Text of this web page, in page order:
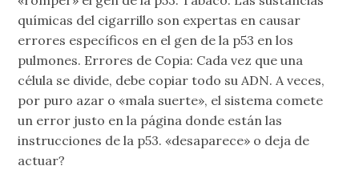
químicas del cigarrillo son expertas en causar
errores específicos en el gen de la p53 en los
pulmones. Errores de Copia: Cada vez que una
célula se divide, debe copiar todo su ADN. A veces,
por puro azar o «mala suerte», el sistema comete
un error justo en la página donde están las
instrucciones de la p53. «desaparece» o deja de
actuar?